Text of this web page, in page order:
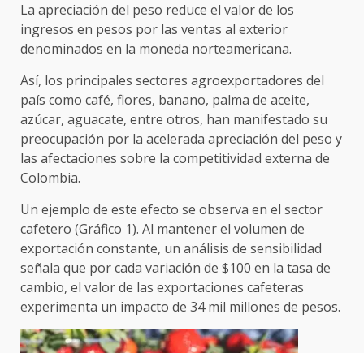
La apreciación del peso reduce el valor de los
ingresos en pesos por las ventas al exterior
denominados en la moneda norteamericana.
Así, los principales sectores agroexportadores del
país como café, flores, banano, palma de aceite,
azúcar, aguacate, entre otros, han manifestado su
preocupación por la acelerada apreciación del peso y
las afectaciones sobre la competitividad externa de
Colombia.
Un ejemplo de este efecto se observa en el sector
cafetero (Gráfico 1). Al mantener el volumen de
exportación constante, un análisis de sensibilidad
señala que por cada variación de $100 en la tasa de
cambio, el valor de las exportaciones cafeteras
experimenta un impacto de 34 mil millones de pesos.